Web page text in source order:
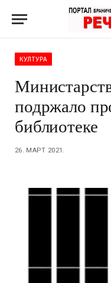
КУЛТУРА
подржало
библиотеке
26. МАРТ 2021.